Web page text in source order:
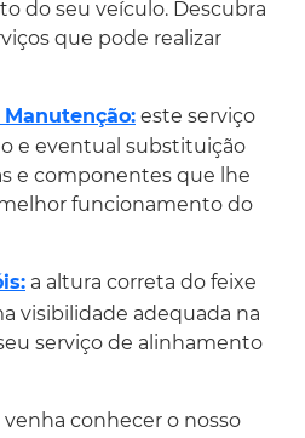
do seu veículo. Descubra
que pode realizar
este serviço
e eventual substituição
e componentes que lhe
funcionamento do
a altura correta do feixe
visibilidade adequada na
serviço de alinhamento
venha conhecer o nosso